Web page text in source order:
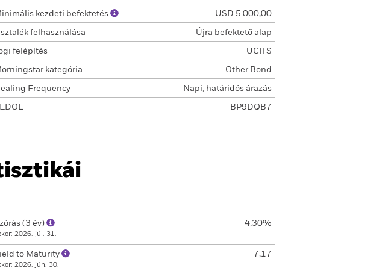
kezdeti befektetés USD 5 000,00
felhasználása Újra befektető alap
felépítés UCITS
kategória Other Bond
Frequency Napi, határidős árazás
BP9DQB7
(3 év)
2026. júl. 31.
4,30%
to Maturity
2026. jún. 30.
7,17